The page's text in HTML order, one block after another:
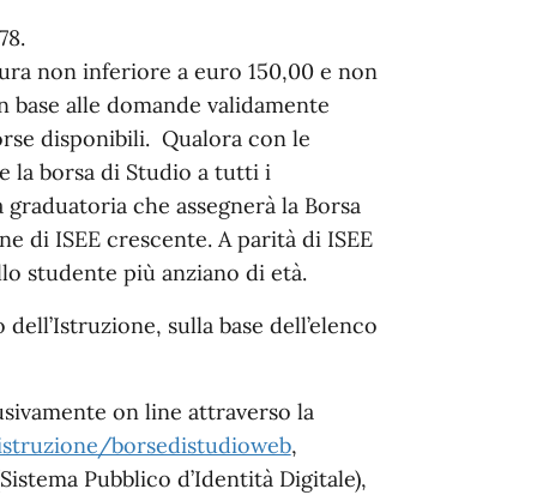
non inferiore a euro 150,00 e non
alle domande validamente
disponibili. Qualora con le
la borsa di Studio a tutti i
che assegnerà la Borsa
di ISEE crescente. A parità di ISEE
studente più anziano di età.
sulla base dell’elenco
on line attraverso la
borsedistudioweb,
Pubblico d’Identità Digitale),